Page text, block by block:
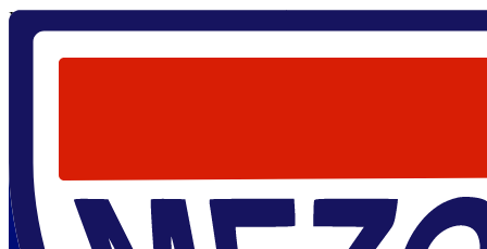
Главная
промышленности России
17 февраля 2025